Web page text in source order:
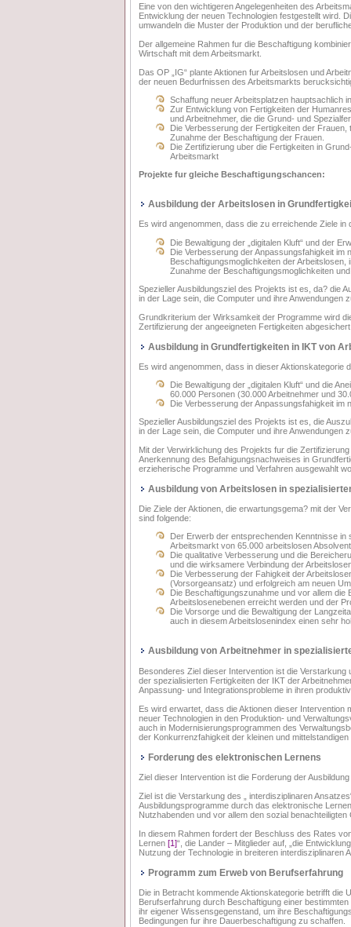
Eine von den wichtigeren Angelegenheiten des
Entwicklung der neuen Technologien festgestellt wird.
umwandeln die Muster der Produktion und der
Der allgemeine Rahmen fur die Beschaftigung
Wirtschaft mit dem Arbeitsmarkt.
Das OP „IG“ plante Aktionen fur Arbeitslosen und
der neuen Bedurfnissen des Arbeitsmarkts
Schaffung neuer Arbeitsplatzen hauptsachlich
Zur Entwicklung von Fertigkeiten der
und Arbeitnehmer, die die Grund- und
Die Verbesserung der Fertigkeiten der
Zunahme der Beschaftigung der Frauen.
Die Zertifizierung uber die Fertigkeiten in
Arbeitsmarkt
Projekte fur gleiche Beschaftigungschancen:
Ausbildung der Arbeitslosen in
Es wird angenommen, dass die zu erreichende Ziele
Die Bewaltigung der „digitalen Kluft“ und der
Die Verbesserung der Anpassungsfahigkeit
Beschaftigungsmoglichkeiten der
Zunahme der Beschaftigungsmoglichkeiten
Spezieller Ausbildungsziel des Projekts ist es, da? die
in der Lage sein, die Computer und ihre Anwendungen
Grundkriterium der Wirksamkeit der Programme wird
Zertifizierung der angeeigneten Fertigkeiten
Ausbildung in Grundfertigkeiten in IKT von
Es wird angenommen, dass in dieser Aktionskategorie
Die Bewaltigung der „digitalen Kluft“ und die
60.000 Personen (30.000 Arbeitnehmer und
Die Verbesserung der Anpassungsfahigkeit
Spezieller Ausbildungsziel des Projekts ist es, die
in der Lage sein, die Computer und ihre Anwendungen
Mit der Verwirklichung des Projekts fur die
Anerkennung des Befahigungsnachweises in
erzieherische Programme und Verfahren ausgewahlt
Ausbildung von Arbeitslosen in
Die Ziele der Aktionen, die erwartungsgema? mit der
sind folgende:
Der Erwerb der entsprechenden Kenntnisse
Arbeitsmarkt von 65.000 arbeitslosen
Die qualitative Verbesserung und die
und die wirksamere Verbindung der
Die Verbesserung der Fahigkeit der
(Vorsorgeansatz) und erfolgreich am neuen
Die Beschaftigungszunahme und vor allem
Arbeitslosenebenen erreicht werden und der
Die Vorsorge und die Bewaltigung der
auch in diesem Arbeitslosenindex einen sehr
Ausbildung von Arbeitnehmer in
Besonderes Ziel dieser Intervention ist die
der spezialisierten Fertigkeiten der IKT der
Anpassung- und Integrationsprobleme in ihren
Es wird erwartet, dass die Aktionen dieser
neuer Technologien in den Produktion- und
auch in Modernisierungsprogrammen des
der Konkurrenzfahigkeit der kleinen und
Forderung des elektronischen Lernens
Ziel dieser Intervention ist die Forderung der
Ziel ist die Verstarkung des „ interdisziplinaren
Ausbildungsprogramme durch das elektronische
Nutzhabenden und vor allem den sozial benachteiligten
In diesem Rahmen fordert der Beschluss des Rates
Lernen [1]“, die Lander – Mitglieder auf, „die
Nutzung der Technologie in breiteren interdisziplinaren
Programm zum Erweb von Berufserfahrung
Die in Betracht kommende Aktionskategorie betrifft
Berufserfahrung durch Beschaftigung einer
ihr eigener Wissensgegenstand, um ihre
Bedingungen fur ihre Dauerbeschaftigung zu schaffen.